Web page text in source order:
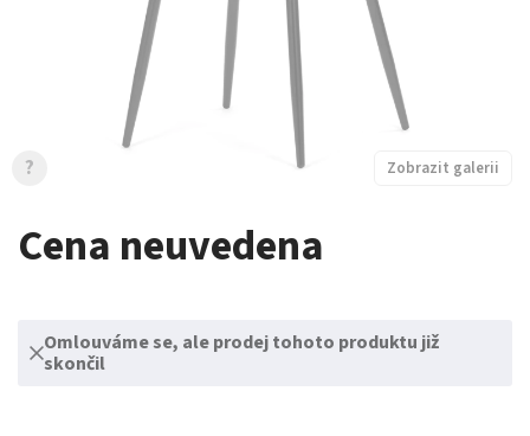
Cena neuvedena
Omlouváme se, ale prodej tohoto produktu již
skončil
Zobrazit galerii
?